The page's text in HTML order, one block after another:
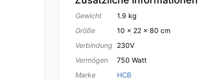
Gewicht
1.9 kg
Größe
10 × 22 × 80 cm
Verbindung
230V
Vermögen
750 Watt
Marke
HCB